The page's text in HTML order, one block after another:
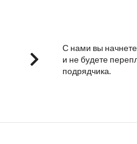
С нами вы
и не будете
подрядчика.